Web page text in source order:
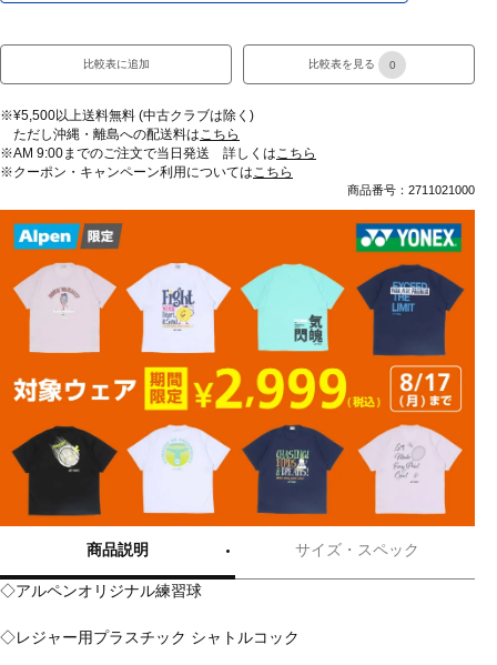
比較表に追加 比較表を見る 0
※¥5,500以上送料無料 (中古クラブは除く)
ただし沖縄・離島への配送料はこちら
※AM 9:00までのご注文で当日発送 詳しくはこちら
※クーポン・キャンペーン利用についてはこちら
商品番号：2711021000
商品説明 サイズ・スペック
◇アルペンオリジナル練習球
◇レジャー用プラスチック シャトルコック